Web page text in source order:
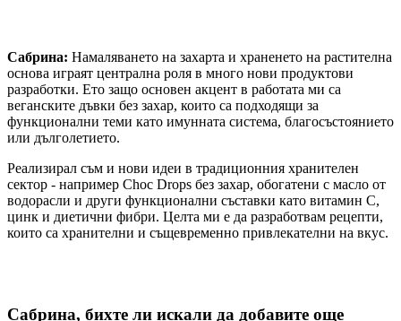
Сабрина: Намаляването на захарта и храненето на растителна
основа играят централна роля в много нови продуктови
разработки. Ето защо основен акцент в работата ми са
веганските дъвки без захар, които са подходящи за
функционални теми като имунната система, благосъстоянието
или дълголетието.
Реализирал съм и нови идеи в традиционния хранителен
сектор - например Choc Drops без захар, обогатени с масло от
водорасли и други функционални съставки като витамин С,
цинк и диетични фибри. Целта ми е да разработвам рецепти,
които са хранителни и същевременно привлекателни на вкус.
Сабрина, бихте ли искали да добавите още